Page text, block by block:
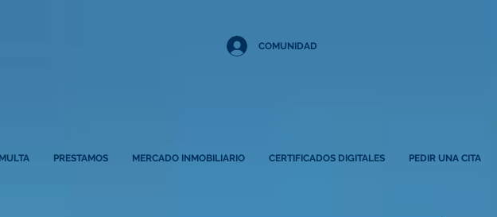
COMUNIDAD
PRESTAMOS MERCADO INMOBILIARIO CERTIFICADOS DIGITALES PEDIR UNA CITA